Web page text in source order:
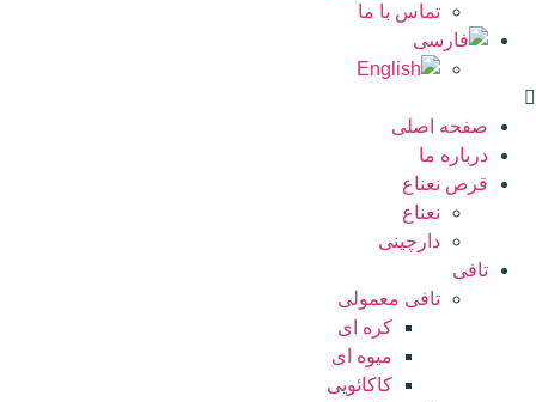
تماس با ما
صفحه اصلی
درباره ما
قرص نعناع
نعناع
دارچینی
تافی
تافی معمولی
کره ای
میوه ای
کاکائویی